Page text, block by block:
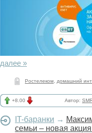
далее »
Ростелеком домашний
+8.00 Автор:
IT-баранки →
семьи – новая